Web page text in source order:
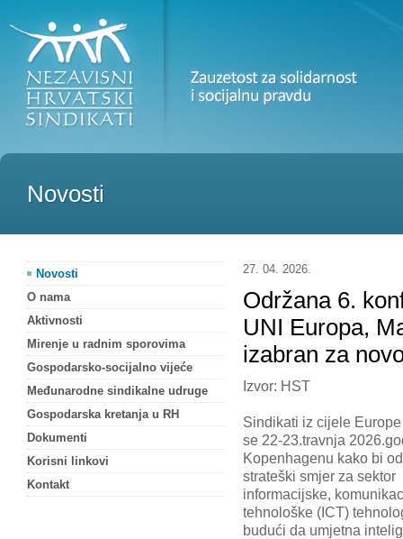
Novosti
27. 04. 2026.
Održana 6.
UNI Europa,
izabran za
Izvor: HST
Sindikati iz cijele
se 22-23.travnja
Kopenhagenu kako bi
strateški smjer za sektor
informacijske,
tehnološke (ICT)
budući da umjetna
Novosti
O nama
Aktivnosti
Mirenje u radnim sporovima
Gospodarsko-socijalno vijeće
Međunarodne sindikalne udruge
Gospodarska kretanja u RH
Dokumenti
Korisni linkovi
Kontakt